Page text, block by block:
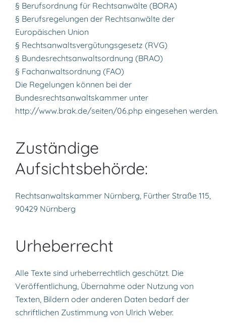
§ Berufsordnung für Rechtsanwälte (BORA)
§ Berufsregelungen der Rechtsanwälte der
Europäischen Union
§ Rechtsanwaltsvergütungsgesetz (RVG)
§ Bundesrechtsanwaltsordnung (BRAO)
§ Fachanwaltsordnung (FAO)
Die Regelungen können bei der
Bundesrechtsanwaltskammer unter
http://www.brak.de/seiten/06.php eingesehen werden.
Zuständige
Aufsichtsbehörde:
Rechtsanwaltskammer Nürnberg, Fürther Straße 115,
90429 Nürnberg
Urheberrecht
Alle Texte sind urheberrechtlich geschützt. Die
Veröffentlichung, Übernahme oder Nutzung von
Texten, Bildern oder anderen Daten bedarf der
schriftlichen Zustimmung von Ulrich Weber.